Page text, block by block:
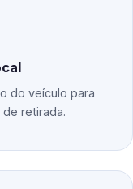
do veículo para
retirada.